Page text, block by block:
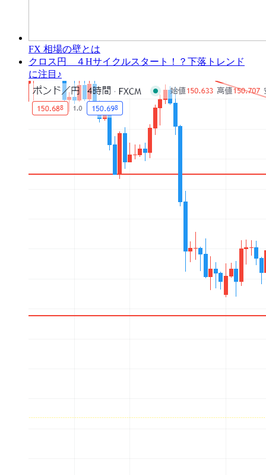
FX 相場の壁とは
クロス円 ４Hサイクルスタート！？下落トレンド
に注目♪